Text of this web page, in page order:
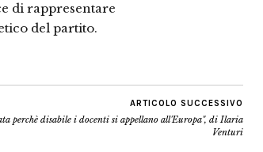
di rappresentare
del partito.
ARTICOLO SUCCESSIVO
perchè disabile i docenti si appellano all'Europa", di Ilaria
Venturi